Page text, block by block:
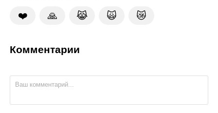
❤️ 🙏 😹 🙀 😿
Комментарии